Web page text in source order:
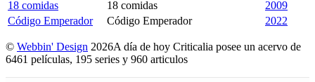
18 comidas
18 comidas
2009
Código Emperador
Código Emperador 2022
© Webbin' Design 2026A día de hoy Criticalia posee un acervo de
6461 películas, 195 series y 960 articulos